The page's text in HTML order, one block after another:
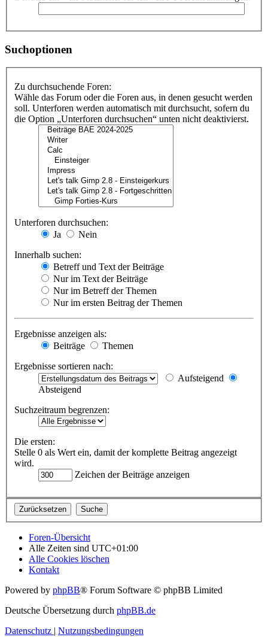
Suchoptionen
Zu durchsuchende Foren:
Wähle das Forum oder die Foren aus, in denen gesucht werden
soll. Unterforen werden automatisch mit durchsucht, sofern du
die Option „Unterforen durchsuchen“ unten nicht deaktivierst.
Unterforen durchsuchen:
Ja
Nein
Innerhalb suchen:
Betreff und Text der Beiträge
Nur im Text der Beiträge
Nur im Betreff der Themen
Nur im ersten Beitrag der Themen
Ergebnisse anzeigen als:
Beiträge
Themen
Ergebnisse sortieren nach:
Aufsteigend
Absteigend
Suchzeitraum begrenzen:
Die ersten:
Stelle 0 als Wert ein, damit der komplette Beitrag angezeigt
wird.
Zeichen der Beiträge anzeigen
Foren-Übersicht
Alle Zeiten sind UTC+01:00
Alle Cookies löschen
Kontakt
Powered by phpBB® Forum Software © phpBB Limited
Deutsche Übersetzung durch phpBB.de
Datenschutz | Nutzungsbedingungen